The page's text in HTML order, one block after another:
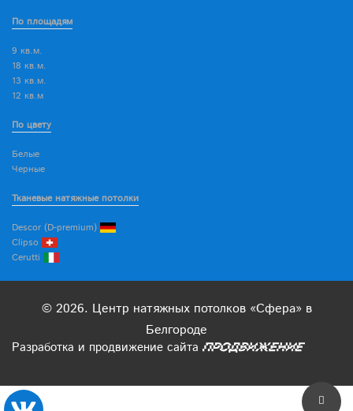
По площадям
9 кв.м.
18 кв.м.
13 кв.м.
12 кв.м
По цвету
Белые
Черные
Тканевые натяжные потолки
Descor (D-premium)
Clipso
Cerutti
© 2026. Центр натяжных потолков «Сфера» в
Белгороде
Разработка и продвижение сайта